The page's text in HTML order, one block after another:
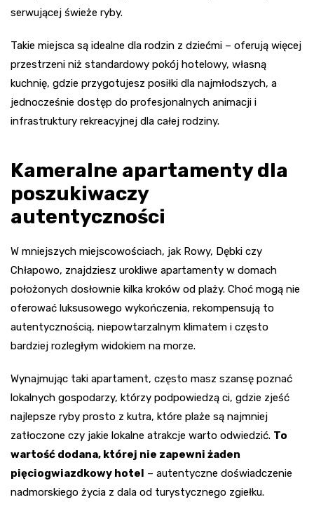
serwującej świeże ryby.
Takie miejsca są idealne dla rodzin z dziećmi – oferują więcej
przestrzeni niż standardowy pokój hotelowy, własną
kuchnię, gdzie przygotujesz posiłki dla najmłodszych, a
jednocześnie dostęp do profesjonalnych animacji i
infrastruktury rekreacyjnej dla całej rodziny.
Kameralne apartamenty dla
poszukiwaczy
autentyczności
W mniejszych miejscowościach, jak Rowy, Dębki czy
Chłapowo, znajdziesz urokliwe apartamenty w domach
położonych dosłownie kilka kroków od plaży. Choć mogą nie
oferować luksusowego wykończenia, rekompensują to
autentycznością, niepowtarzalnym klimatem i często
bardziej rozległym widokiem na morze.
Wynajmując taki apartament, często masz szansę poznać
lokalnych gospodarzy, którzy podpowiedzą ci, gdzie zjeść
najlepsze ryby prosto z kutra, które plaże są najmniej
zatłoczone czy jakie lokalne atrakcje warto odwiedzić. To
wartość dodana, której nie zapewni żaden
pięciogwiazdkowy hotel – autentyczne doświadczenie
nadmorskiego życia z dala od turystycznego zgiełku.